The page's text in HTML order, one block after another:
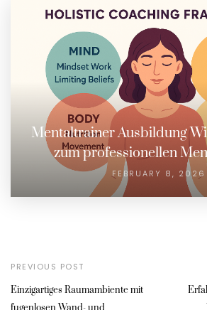
Mentaltrainer Ausbildung
zum professionellen
FEBRUARY 8, 2026
PREVIOUS POST
Einzigartiges Raumambiente mit